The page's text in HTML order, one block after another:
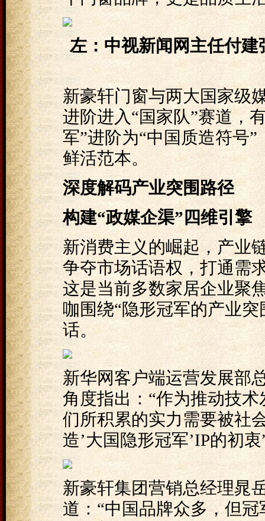
左： 中视新闻网主任付建
新豪轩门窗与两大国家级
进阶进入“国家队”赛道，
军”进阶为“中国质造符号
鲜活范本。
深度解码产业突围路径
构建“政媒企渠”四维引擎
新消费主义的崛起，产业
争夺市场话语权，打通需
这是当前多数家居企业聚
咖围绕“隐形冠军的产业
话。
新华网客户端运营发展部
角度指出：“作为推动技
们所积累的实力需要被社
造’大国隐形冠军’IP的初衷
新豪轩集团营销总经理晁
道：“中国品牌众多，但